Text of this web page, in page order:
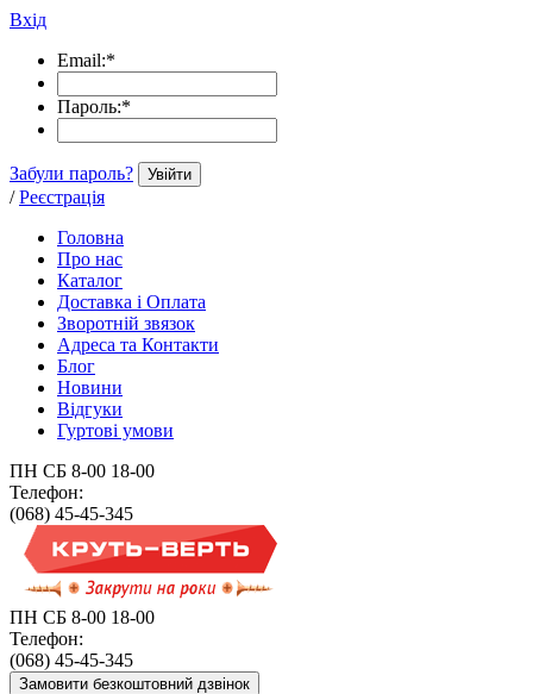
Вхід
Email:*
Пароль:*
Забули пароль? Увійти
/ Реєстрація
Головна
Про нас
Каталог
Доставка і Оплата
Зворотній звязок
Адреса та Контакти
Блог
Новини
Відгуки
Гуртові умови
ПН СБ 8-00 18-00
Телефон:
(068) 45-45-345
ПН СБ 8-00 18-00
Телефон:
(068) 45-45-345
Замовити безкоштовний дзвінок